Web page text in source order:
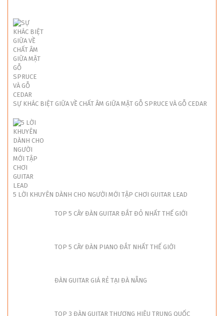
SỰ KHÁC BIỆT GIỮA VỀ CHẤT ÂM GIỮA MẶT GỖ SPRUCE VÀ GỖ CEDAR
5 LỜI KHUYÊN DÀNH CHO NGƯỜI MỚI TẬP CHƠI GUITAR LEAD
TOP 5 CÂY ĐÀN GUITAR ĐẮT ĐỎ NHẤT THẾ GIỚI